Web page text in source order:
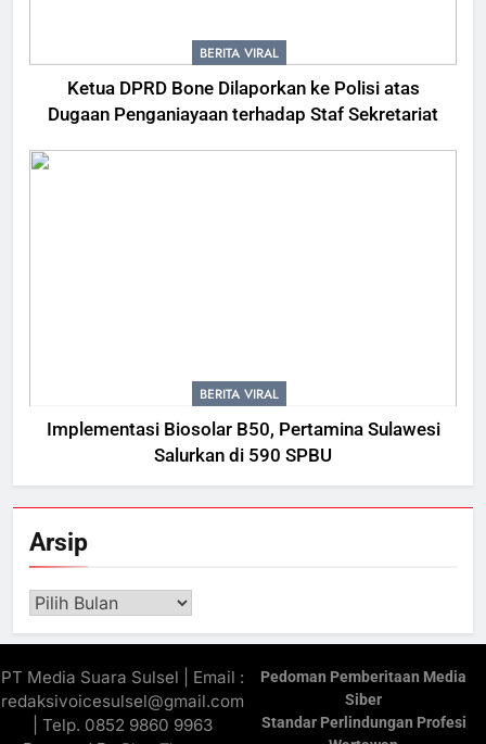
BERITA VIRAL
Ketua DPRD Bone Dilaporkan ke Polisi atas
Dugaan Penganiayaan terhadap Staf Sekretariat
BERITA VIRAL
Implementasi Biosolar B50, Pertamina Sulawesi
Salurkan di 590 SPBU
Arsip
Arsip
PT Media Suara Sulsel | Email :
redaksivoicesulsel@gmail.com
| Telp. 0852 9860 9963
Pedoman Pemberitaan Media
Siber
Standar Perlindungan Profesi